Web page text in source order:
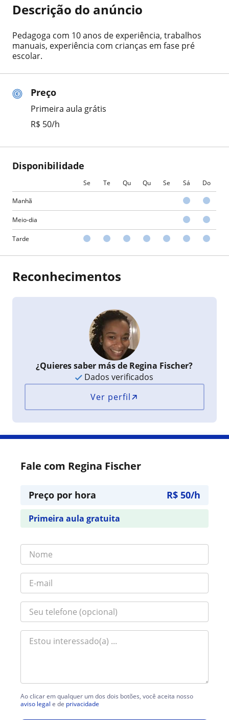
Preço
Primeira aula grátis
R$ 50/h
Disponibilidade
Se Te Qu Qu Se Sá Do
Manhã
Meio-dia
Tarde
Descrição do anúncio
Pedagoga com 10 anos de experiência, trabalhos
manuais, experiência com crianças em fase pré
escolar.
Reconhecimentos
¿Quieres saber más de Regina Fischer?
Dados verificados
Ver perfil
Fale com Regina Fischer
Preço por hora R$ 50/h
Primeira aula gratuita
Ao clicar em qualquer um dos dois botões, você aceita nosso
aviso legal e de privacidade